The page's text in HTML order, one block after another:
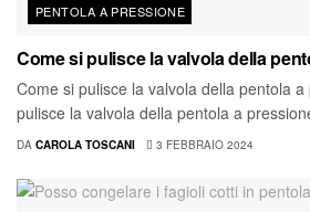
PENTOLA A PRESSIONE
Come si pulisce la valvola della
Come si pulisce la valvola della pentola
pulisce la valvola della pentola a
DA CAROLA TOSCANI 3 FEBBRAIO 2024